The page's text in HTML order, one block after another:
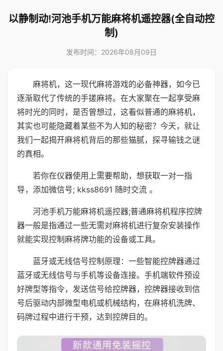
以静制动!河池手机万能麻将机遥控器(全自动控
制)
发布时间：2026年08月09日
麻将机，这一现代麻将游戏的必备神器，如今已
逐渐取代了传统的手搓麻将。在大家聚在一起享受麻
将时光的同时，是否曾想过，这看似普通的麻将机，
其实也可能隐藏着某些不为人知的秘密？今天，就让
我们一起揭开麻将机背后的那些猫腻，探寻输钱之谜
的真相。
若你在仪器使用上需要帮助，想获取一对一指
导，添加微信号; kkss8691 随时交流 。
河池手机万能麻将机遥控器;普通麻将机程序控牌
器一般是指通过一些无需对麻将机进行复杂安装操作
就能实现控制麻将牌功能的设备或工具。
蓝牙或无线信号控制原理：一些智能控牌器通过
蓝牙或无线信号与手机等设备连接。手机端软件预设
好牌型等指令，发送信号给控牌器，控牌器接收到信
号后驱动内部微型电机或机械结构，在麻将机洗牌、
码牌过程中进行干预，达到控牌目的。